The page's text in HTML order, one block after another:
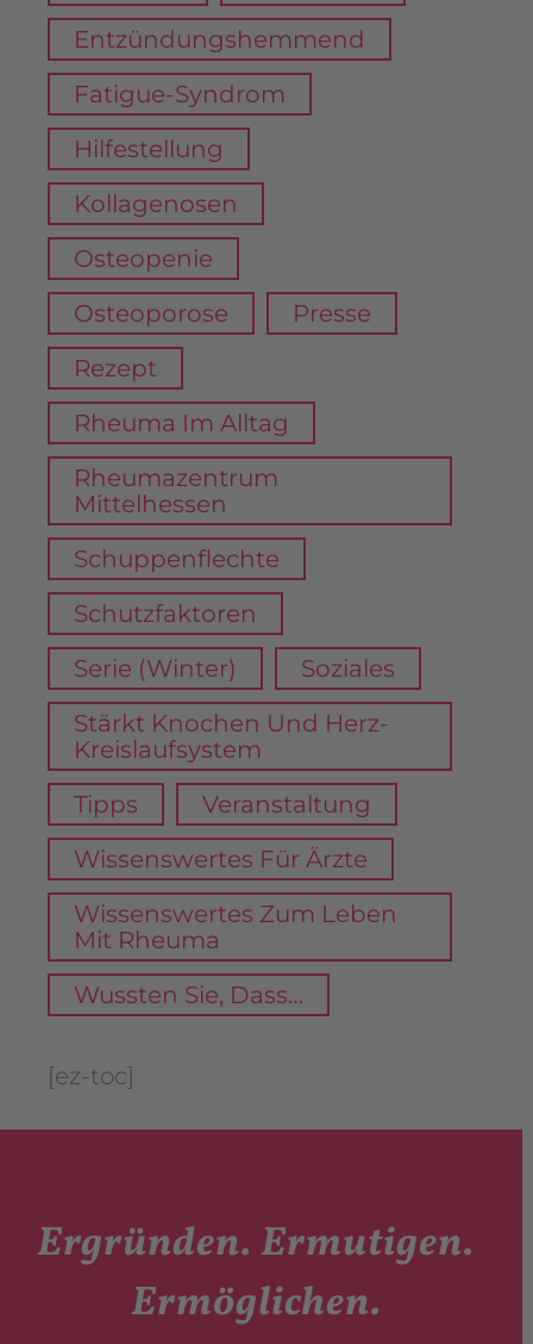
Entzündungshemmend
Fatigue-Syndrom
Hilfestellung
Kollagenosen
Osteopenie
Osteoporose
Presse
Rezept
Rheuma Im Alltag
Rheumazentrum
Mittelhessen
Schuppenflechte
Schutzfaktoren
Serie (Winter)
Soziales
Stärkt Knochen Und Herz-
Kreislaufsystem
Tipps
Veranstaltung
Wissenswertes Für Ärzte
Wissenswertes Zum Leben
Mit Rheuma
Wussten Sie, Dass…
[ez-toc]
Ergründen. Ermutigen.
Ermöglichen.